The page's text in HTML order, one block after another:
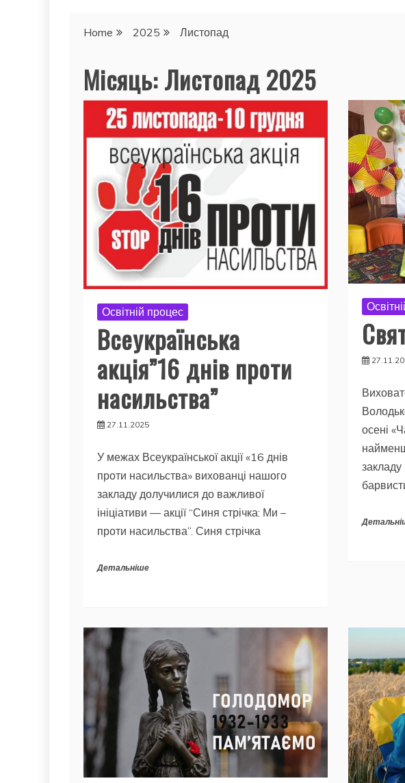
Home 2025 Листопад
Місяць:Листопад 2025
Освітній процес
Всеукраїнська
акція”16 днів проти
насильства”
27.11.2025
У межах Всеукраїнської акції «16 днів
проти насильства» вихованці нашого
закладу долучилися до важливої
ініціативи — акції “Синя стрічка: Ми –
проти насильства”. Синя стрічка
Детальніше
осені